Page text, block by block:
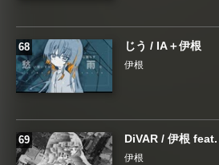
じう / IA＋伊根
伊根
DiVAR / 伊根
伊根